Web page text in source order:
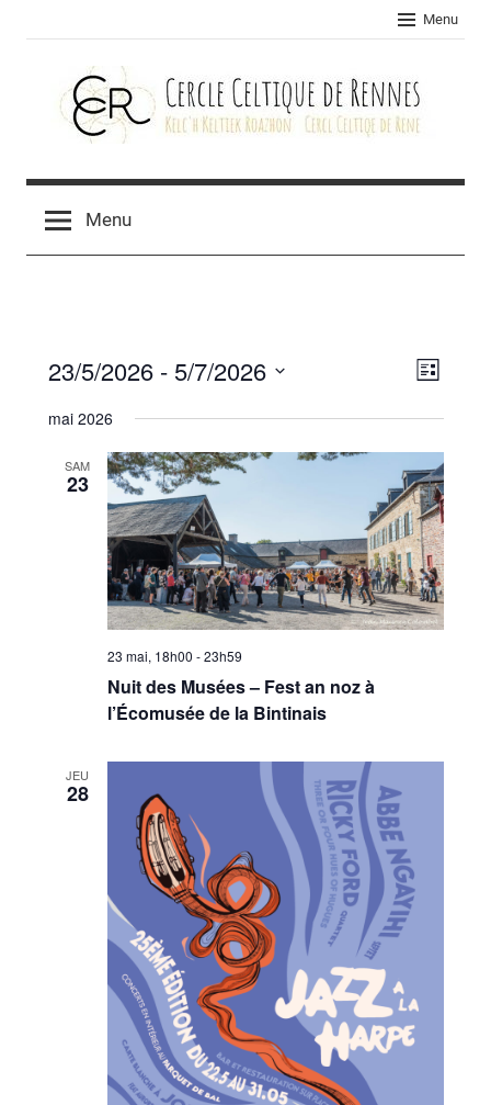
Menu
Cercle
celtique
Menu
par
Liste
23/5/2026 - 5/7/2026
date.
mai 2026
SAM
23
23 mai, 18h00 -23h59
Nuit des Musées – Fest an noz à
l’Écomusée de la Bintinais
JEU
28